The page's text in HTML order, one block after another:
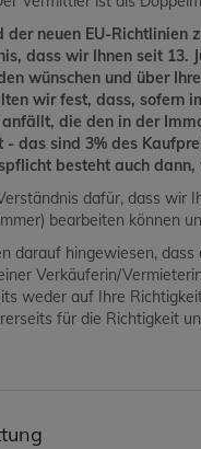
der neuen EU-
dass wir Ihnen seit 13.
wünschen und über
wir fest, dass, sofern
anfällt, die den in der
- das sind 3% des
besteht auch
dafür, dass wir
bearbeiten können
darauf hingewiesen,
Verkäuferin/
weder auf Ihre
für die Richtigkeit